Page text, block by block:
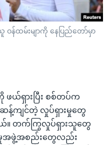
န်ထမ်းမျာကို နေပြည်တော်မှာ
ဖယ်ရှားပြီး စစ်တပ်က
ကျင်တဲ့ လှုပ်ရှားမှုတွေ
။ တက်ကြွလှုပ်ရှားသူတွေ
အဖွဲ့အစည်းတွေလည်း